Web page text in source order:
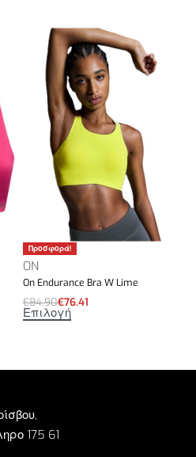
Προσφορά!
ON
On Endurance Bra W Lime
€84.90€76.41
Επιλογή
175 61